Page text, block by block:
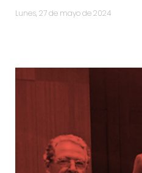
lunes, 27 de mayo de 2024